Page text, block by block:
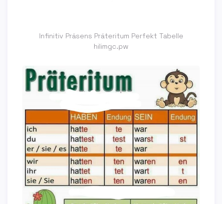
Infinitiv Präsens Präteritum Perfekt Tabelle
hilimgc.pw